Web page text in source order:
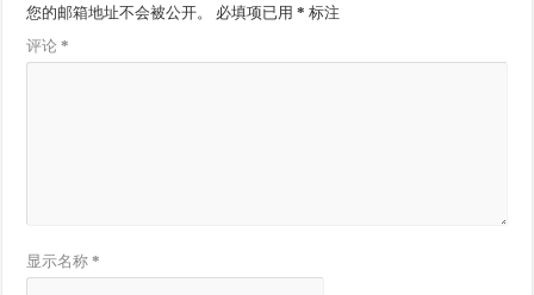
您的邮箱地址不会被公开。 必填项已用* 标注
评论*
显示名称*